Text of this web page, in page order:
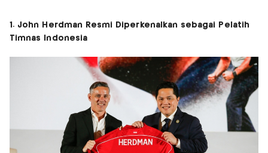
1. John Herdman Resmi Diperkenalkan sebagai Pelatih
Timnas Indonesia